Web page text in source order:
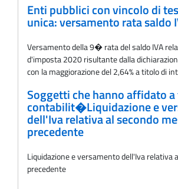
Enti pubblici con vincolo di
unica: versamento rata saldo
Versamento della 9� rata del saldo IVA
d'imposta 2020 risultante dalla
con la maggiorazione del 2,64% a titolo di
Soggetti che hanno affidato
contabilit�Liquidazione e
dell'Iva relativa al secondo
precedente
Liquidazione e versamento dell'Iva relativa
precedente